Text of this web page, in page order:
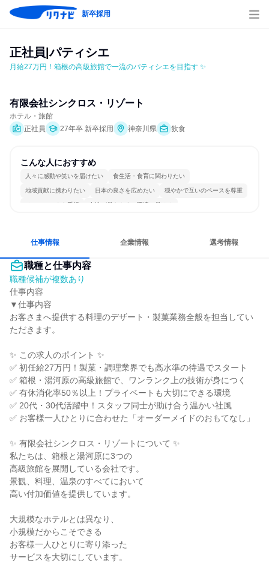
新卒採用
正社員|パティシエ
月給27万円！箱根の高級旅館で一流のパティシエを目指す ✨
有限会社シンクロス・リゾート
ホテル・旅館
正社員
27年卒 新卒採用 神奈川県 飲食
こんな人におすすめ
人々に感動や笑いを届けたい 食生活・食育に関わりたい
地域貢献に携わりたい 日本の良さを広めたい 穏やかで互いのペースを尊重
チームワークを重視 女性が働きやすい環境で働ける
仕事情報 企業情報 選考情報
職種と仕事内容
職種候補が複数あり
仕事内容
▼仕事内容
お客さまへ提供する料理のデザート・製菓業務全般を担当してい
ただきます。
✨ この求人のポイント ✨
✅ 初任給27万円！製菓・調理業界でも高水準の待遇でスタート
✅ 箱根・湯河原の高級旅館で、ワンランク上の技術が身につく
✅ 有休消化率50％以上！プライベートも大切にできる環境
✅ 20代・30代活躍中！スタッフ同士が助け合う温かい社風
✅ お客様一人ひとりに合わせた「オーダーメイドのおもてなし」
✨ 有限会社シンクロス・リゾートについて ✨
私たちは、箱根と湯河原に3つの
高級旅館を展開している会社です。
景観、料理、温泉のすべてにおいて
高い付加価値を提供しています。
大規模なホテルとは異なり、
小規模だからこそできる
お客様一人ひとりに寄り添った
サービスを大切にしています。